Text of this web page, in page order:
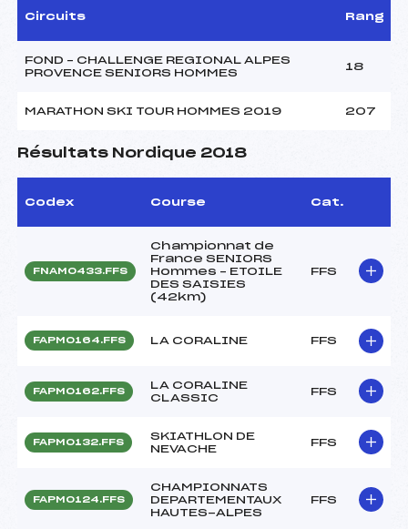
Circuits Rang
FOND – CHALLENGE REGIONAL ALPES
PROVENCE SENIORS HOMMES
18
MARATHON SKI TOUR HOMMES 2019 207
Résultats Nordique 2018
Codex Course Cat.
FNAM0433.FFS
Championnat de
France SENIORS
Hommes – ETOILE
DES SAISIES
(42km)
FFS
FAPM0164.FFS LA CORALINE FFS
FAPM0162.FFS
LA CORALINE
CLASSIC
FFS
FAPM0132.FFS
SKIATHLON DE
NEVACHE
FFS
FAPM0124.FFS
CHAMPIONNATS
DEPARTEMENTAUX
HAUTES-ALPES
FFS